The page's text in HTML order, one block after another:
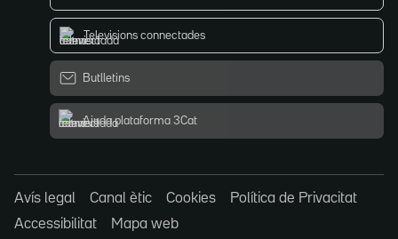
Televisions connectades
Butlletins
Ajuda plataforma 3Cat
Avís legal Canal ètic Cookies
Política de Privacitat
Accessibilitat
Mapa web